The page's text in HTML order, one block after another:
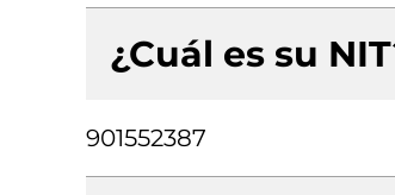
¿Cuál es su
901552387